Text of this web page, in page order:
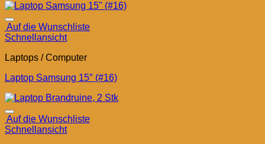
Auf die Wunschliste
Schnellansicht
Laptops / Computer
Laptop Samsung 15″ (#16)
Auf die Wunschliste
Schnellansicht